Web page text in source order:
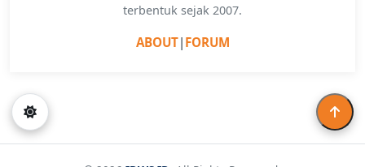
terbentuk sejak 2007.
ABOUT| FORUM